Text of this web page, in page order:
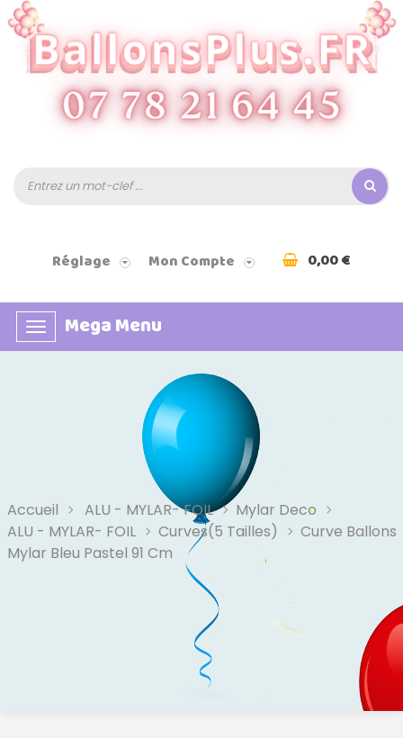
Réglage Mon Compte 0,00 €
Basculer
la
Mega Menu
Accueil ALU - MYLAR- FOIL
Mylar Deco
ALU - MYLAR- FOIL
Curves(5 Tailles)
Curve Ballons
Mylar Bleu Pastel 91 Cm